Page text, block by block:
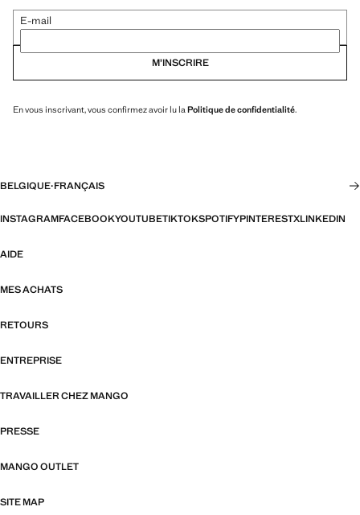
E-mail
M’INSCRIRE
En vous inscrivant, vous confirmez avoir lu la Politique de confidentialité.
BELGIQUE·FRANÇAIS
INSTAGRAMFACEBOOKYOUTUBETIKTOKSPOTIFYPINTERESTXLINKEDIN
AIDE
MES ACHATS
RETOURS
ENTREPRISE
TRAVAILLER CHEZ MANGO
PRESSE
MANGO OUTLET
SITE MAP